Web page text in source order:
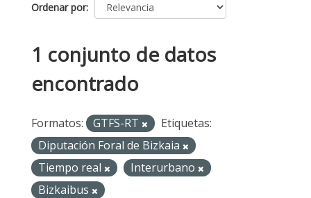
Ordenar por
1 conjunto de datos
encontrado
Formatos: GTFS-RT
Etiquetas:
Diputación Foral de Bizkaia
Tiempo real
Interurbano
Bizkaibus